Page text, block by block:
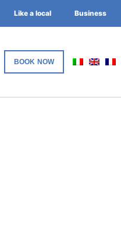
Like a local Business
BOOK NOW